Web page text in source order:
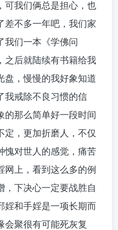
可我们俩总是担心，也
差不多一年吧，我们家
我们一本《学佛问
之后就陆续有书籍给我
盘，慢慢的我好象知道
我戒除不良习惯的信
的那么简单好一段时间
定，更加折磨人，不仅
愧对世人的感觉，痛苦
网上，看到这么多的例
，下决心一定要战胜自
婬和手婬是一项长期而
会聚很有可能死灰复